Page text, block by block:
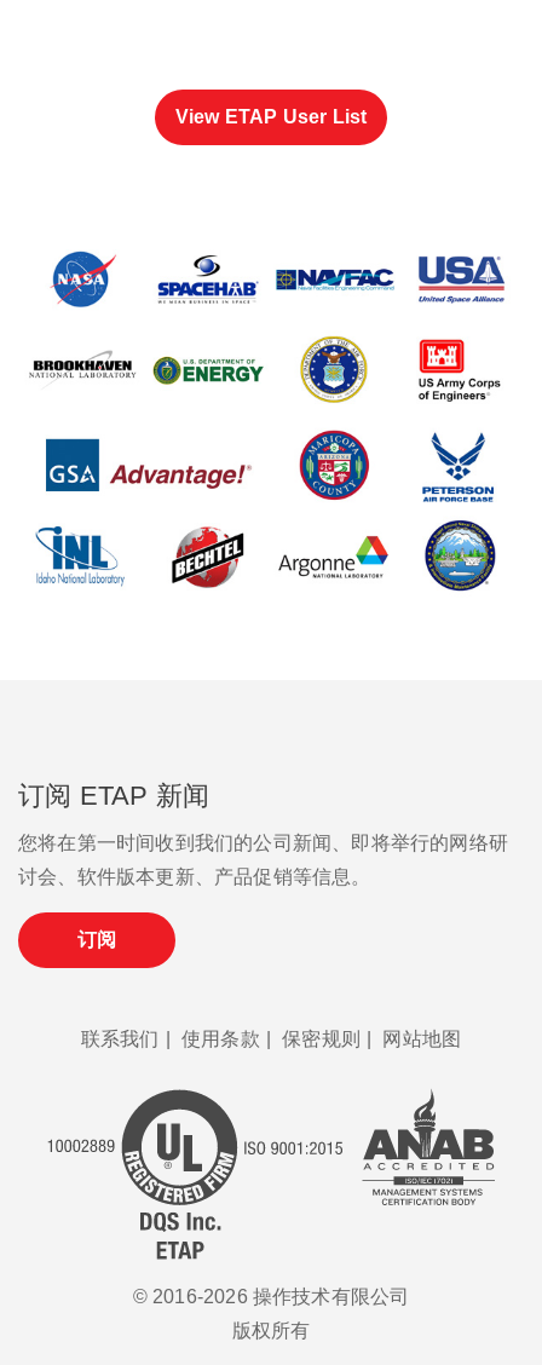
View ETAP User List
订阅 ETAP 新闻
您将在第一时间收到我们的公司新闻、即将举行的网络研
讨会、软件版本更新、产品促销等信息。
订阅
联系我们 使用条款 保密规则 网站地图
© 2016-2026 操作技术有限公司
版权所有